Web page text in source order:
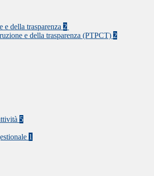
e della trasparenza 2
e della trasparenza (PTPCT) 2
5
1